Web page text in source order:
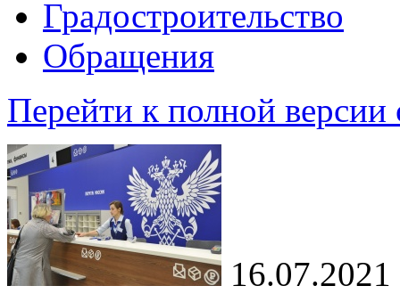
Градостроительство
Обращения
Перейти к полной версии
16.07.2021